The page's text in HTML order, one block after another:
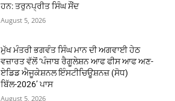
ਹਨ: ਤਰੁਨਪ੍ਰੀਤ ਸਿੰਘ ਸੌਂਦ
August 5, 2026
ਮੁੱਖ ਮੰਤਰੀ ਭਗਵੰਤ ਸਿੰਘ ਮਾਨ ਦੀ ਅਗਵਾਈ ਹੇਠ
ਵਜ਼ਾਰਤ ਵੱਲੋਂ ‘ਪੰਜਾਬ ਰੈਗੂਲੇਸ਼ਨ ਆਫ ਫੀਸ ਆਫ ਅਣ-
ਏਡਿਡ ਐਜੂਕੇਸ਼ਨਲ ਇੰਸਟੀਚਿਊਸ਼ਨਜ਼ (ਸੋਧ)
ਬਿੱਲ-2026’ ਪਾਸ
August 5, 2026